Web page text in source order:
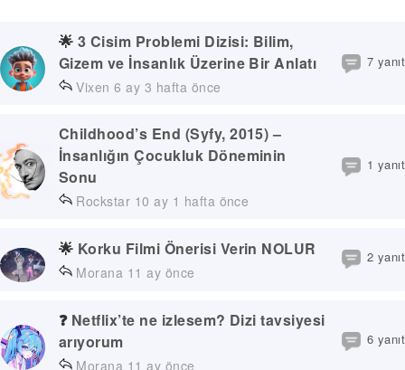
🌟 3 Cisim Problemi Dizisi: Bilim,
Gizem ve İnsanlık Üzerine Bir Anlatı
Vixen 6 ay 3 hafta önce
7 yanıt
Childhood’s End (Syfy, 2015) –
İnsanlığın Çocukluk Döneminin
Sonu
Rockstar 10 ay 1 hafta önce
1 yanıt
🌟 Korku Filmi Önerisi Verin NOLUR
Morana 11 ay önce
2 yanıt
❓ Netflix’te ne izlesem? Dizi tavsiyesi
arıyorum
Morana 11 ay önce
6 yanıt